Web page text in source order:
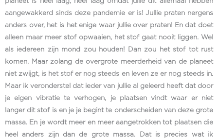
aangewakkerd sinds deze pandemie er is! Jullie praten nergens
anders over, het is het enige waar jullie over praten! En dat doet
alleen maar meer stof opwaaien, het stof gaat nooit liggen. Wel
als iedereen zijn mond zou houden! Dan zou het stof tot rust
komen. Maar zolang de overgrote meerderheid van de planeet
niet zwijgt, is het stof er nog steeds en leven ze er nog steeds in.
Maar ik veronderstel dat ieder van jullie al geleerd heeft dat door
je eigen vibratie te verhogen, je plaatsen vindt waar er niet
langer dit stof is en je je begint te onderscheiden van deze grote
massa. En je wordt meer en meer aangetrokken tot plaatsen die
heel anders zijn dan de grote massa. Dat is precies wat ik